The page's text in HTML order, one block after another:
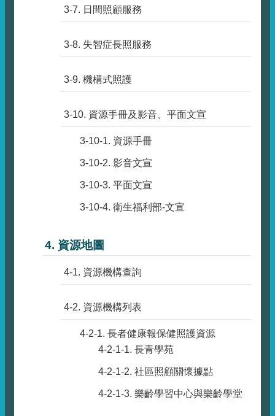
3-7. 日間照顧服務
3-8. 失智症長照服務
3-9. 機構式照護
3-10. 資源手冊及影音、平面文宣
3-10-1. 資源手冊
3-10-2. 影音文宣
3-10-3. 平面文宣
3-10-4. 衛生福利部-文宣
4. 資源地圖
4-1. 資源機構查詢
4-2. 資源機構列表
4-2-1. 長者健康報保健照護資源
4-2-1-1. 長青學苑
4-2-1-2. 社區照顧關懷據點
4-2-1-3. 樂齡學習中心與樂齡學堂